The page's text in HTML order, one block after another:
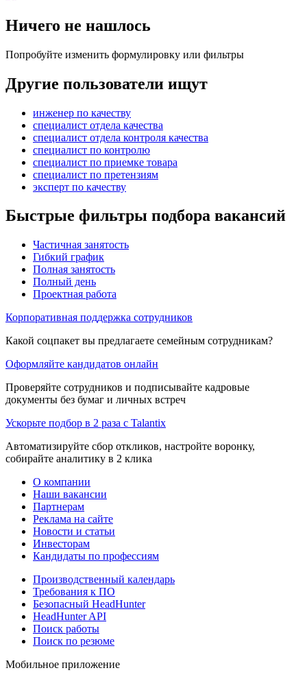
Ничего не нашлось
Попробуйте изменить формулировку или фильтры
Другие пользователи ищут
инженер по качеству
специалист отдела качества
специалист отдела контроля качества
специалист по контролю
специалист по приемке товара
специалист по претензиям
эксперт по качеству
Быстрые фильтры подбора вакансий
Частичная занятость
Гибкий график
Полная занятость
Полный день
Проектная работа
Корпоративная поддержка сотрудников
Какой соцпакет вы предлагаете семейным сотрудникам?
Оформляйте кандидатов онлайн
Проверяйте сотрудников и подписывайте кадровые
документы без бумаг и личных встреч
Ускорьте подбор в 2 раза с Talantix
Автоматизируйте сбор откликов, настройте воронку,
собирайте аналитику в 2 клика
О компании
Наши вакансии
Партнерам
Реклама на сайте
Новости и статьи
Инвесторам
Кандидаты по профессиям
Производственный календарь
Требования к ПО
Безопасный HeadHunter
HeadHunter API
Поиск работы
Поиск по резюме
Мобильное приложение